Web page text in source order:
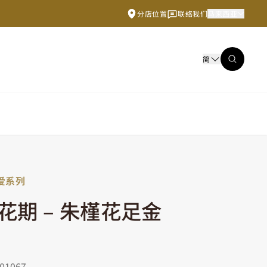
分店位置 联络我们
简
系列
期 – 朱槿花足金